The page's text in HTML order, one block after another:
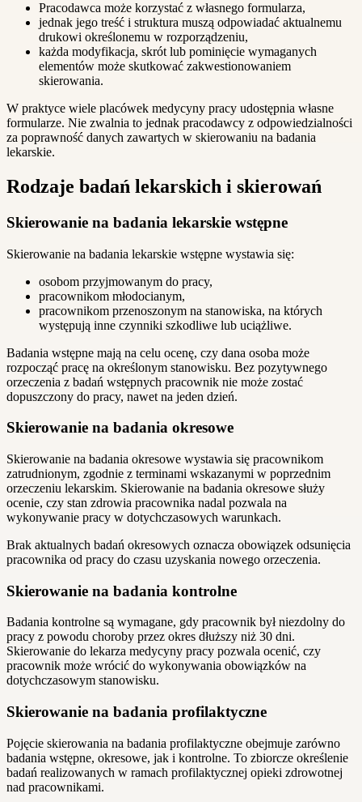
Pracodawca może korzystać z własnego formularza,
jednak jego treść i struktura muszą odpowiadać aktualnemu
drukowi określonemu w rozporządzeniu,
każda modyfikacja, skrót lub pominięcie wymaganych
elementów może skutkować zakwestionowaniem
skierowania.
W praktyce wiele placówek medycyny pracy udostępnia własne
formularze. Nie zwalnia to jednak pracodawcy z odpowiedzialności
za poprawność danych zawartych w skierowaniu na badania
lekarskie.
Rodzaje badań lekarskich i skierowań
Skierowanie na badania lekarskie wstępne
Skierowanie na badania lekarskie wstępne wystawia się:
osobom przyjmowanym do pracy,
pracownikom młodocianym,
pracownikom przenoszonym na stanowiska, na których
występują inne czynniki szkodliwe lub uciążliwe.
Badania wstępne mają na celu ocenę, czy dana osoba może
rozpocząć pracę na określonym stanowisku. Bez pozytywnego
orzeczenia z badań wstępnych pracownik nie może zostać
dopuszczony do pracy, nawet na jeden dzień.
Skierowanie na badania okresowe
Skierowanie na badania okresowe wystawia się pracownikom
zatrudnionym, zgodnie z terminami wskazanymi w poprzednim
orzeczeniu lekarskim. Skierowanie na badania okresowe służy
ocenie, czy stan zdrowia pracownika nadal pozwala na
wykonywanie pracy w dotychczasowych warunkach.
Brak aktualnych badań okresowych oznacza obowiązek odsunięcia
pracownika od pracy do czasu uzyskania nowego orzeczenia.
Skierowanie na badania kontrolne
Badania kontrolne są wymagane, gdy pracownik był niezdolny do
pracy z powodu choroby przez okres dłuższy niż 30 dni.
Skierowanie do lekarza medycyny pracy pozwala ocenić, czy
pracownik może wrócić do wykonywania obowiązków na
dotychczasowym stanowisku.
Skierowanie na badania profilaktyczne
Pojęcie skierowania na badania profilaktyczne obejmuje zarówno
badania wstępne, okresowe, jak i kontrolne. To zbiorcze określenie
badań realizowanych w ramach profilaktycznej opieki zdrowotnej
nad pracownikami.